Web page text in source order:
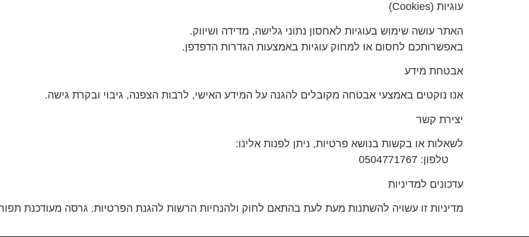
עוגיות (Cookies)
האתר עושה שימוש בעוגיות לאחסון נתוני גלישה, מדידה ושיווק.
באפשרותכם לחסום או למחוק עוגיות באמצעות הגדרות הדפדפן.
אבטחת מידע
אנו נוקטים באמצעי אבטחה מקובלים להגנה על המידע האישי, לרבות הצפנה, גיבוי ובקרת גישה.
יצירת קשר
לשאלות או בקשות בנושא פרטיות, ניתן לפנות אלינו:
טלפון: 0504771767
עדכונים למדיניות
מדיניות זו עשויה להשתנות מעת לעת בהתאם לחוק ולהנחיות הרשות להגנת הפרטיות. גרסה מעודכנת